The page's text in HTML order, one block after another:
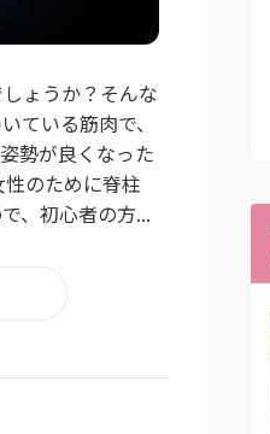
ょうか？そんな
ている筋肉で、
勢が良くなった
のために脊柱
、初心者の方...